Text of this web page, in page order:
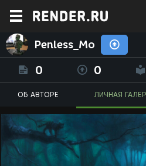
Penless_Mo
0 0
ОБ АВТОРЕ ЛИЧНАЯ